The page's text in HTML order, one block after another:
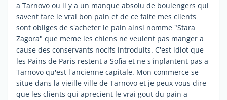
a Tarnovo ou il y a un manque absolu de boulengers qui
savent fare le vrai bon pain et de ce faite mes clients
sont obliges de s'acheter le pain ainsi nomme "Stara
Zagora" que meme les chiens ne veulent pas manger a
cause des conservants nocifs introduits. C'est idiot que
les Pains de Paris restent a Sofia et ne s'inplantent pas a
Tarnovo qu'est l'ancienne capitale. Mon commerce se
situe dans la vieille ville de Tarnovo et je peux vous dire
que les clients qui aprecient le vrai gout du pain a